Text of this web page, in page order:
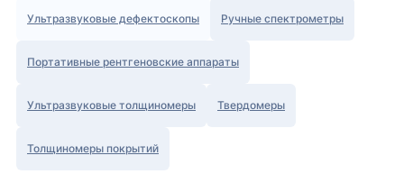
Ультразвуковые дефектоскопы Ручные спектрометры
Портативные рентгеновские аппараты
Ультразвуковые толщиномеры Твердомеры
Толщиномеры покрытий